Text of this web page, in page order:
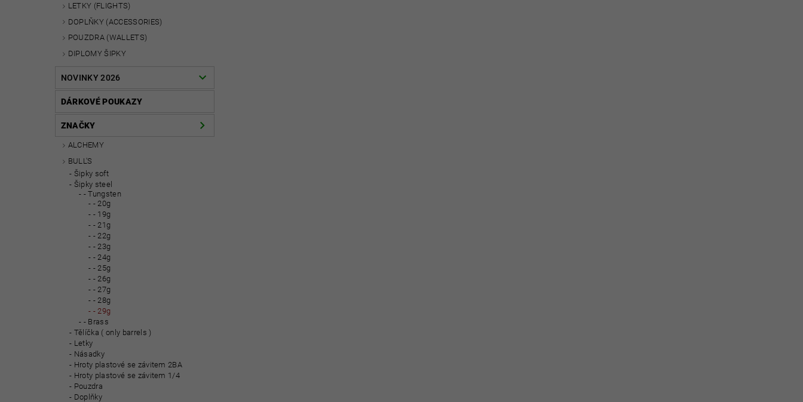
LETKY (FLIGHTS)
DOPLŇKY (ACCESSORIES)
POUZDRA (WALLETS)
DIPLOMY ŠIPKY
NOVINKY 2026
DÁRKOVÉ POUKAZY
ZNAČKY
ALCHEMY
BULL'S
Šipky soft
Šipky steel
- Tungsten
- 20g
- 19g
- 21g
- 22g
- 23g
- 24g
- 25g
- 26g
- 27g
- 28g
- 29g
- Brass
Tělíčka ( only barrels )
Letky
Násadky
Hroty plastové se závitem 2BA
Hroty plastové se závitem 1/4
Pouzdra
Doplňky